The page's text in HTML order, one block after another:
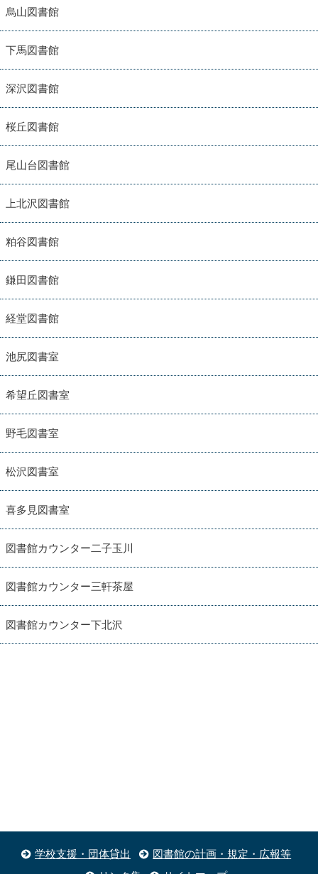
烏山図書館
下馬図書館
深沢図書館
桜丘図書館
尾山台図書館
上北沢図書館
粕谷図書館
鎌田図書館
経堂図書館
池尻図書室
希望丘図書室
野毛図書室
松沢図書室
喜多見図書室
図書館カウンター二子玉川
図書館カウンター三軒茶屋
図書館カウンター下北沢
学校支援・団体貸出
図書館の計画・規定・広報等